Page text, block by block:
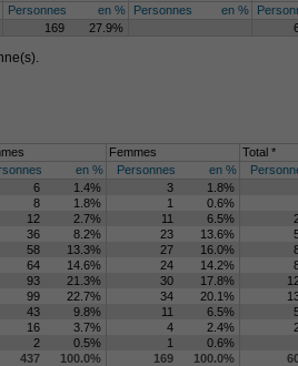
Personnes en % Personnes en %
169 27.9%
Femmes
Total *
en % Personnes en %
6 1.4% 3
1.8%
8 1.8% 1
0.6%
12 2.7% 11 6.5%
36 8.2% 23 13.6%
58 13.3% 27 16.0%
64 14.6% 24 14.2%
93 21.3% 30 17.8%
99 22.7% 34 20.1%
43 9.8% 11 6.5%
16 3.7% 4 2.4%
2 0.5% 1
0.6%
437 100.0% 169 100.0%